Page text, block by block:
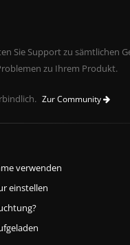
Sie Support zu sämtlichen
zu Ihrem Produkt.
Zur Community
verwenden
einstellen